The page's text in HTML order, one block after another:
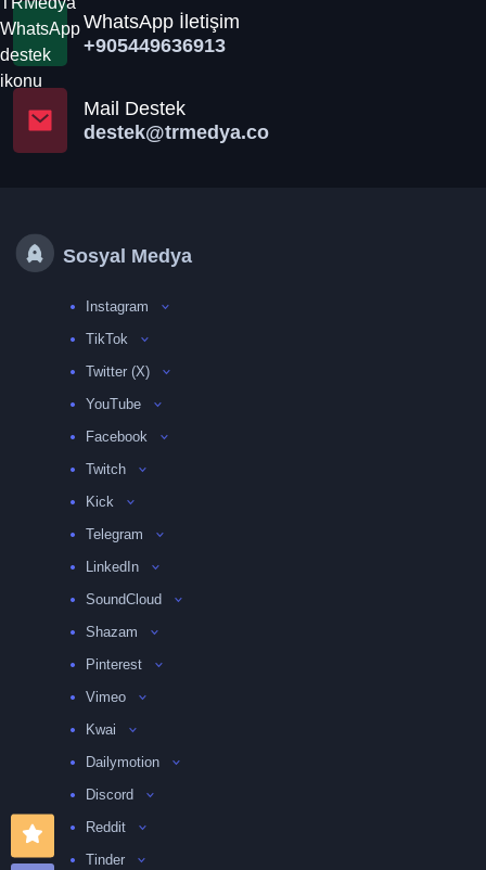
WhatsApp İletişim
+905449636913
Mail Destek
destek@trmedya.co
Sosyal Medya
Instagram
TikTok
Twitter (X)
YouTube
Facebook
Twitch
Kick
Telegram
LinkedIn
SoundCloud
Shazam
Pinterest
Vimeo
Kwai
Dailymotion
Discord
Reddit
Tinder